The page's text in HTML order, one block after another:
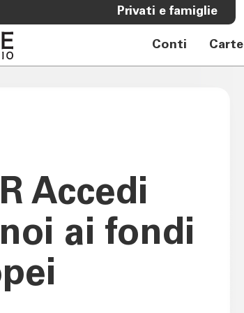
Privati e famiglie
Conti Carte
Accedi
ai fondi